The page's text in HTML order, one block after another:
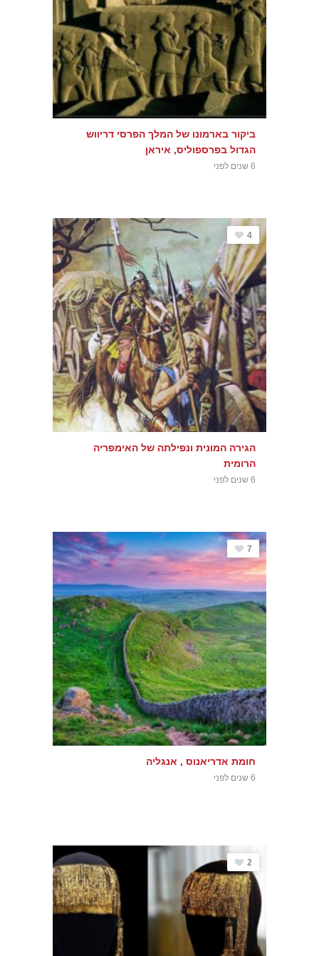
ביקור בארמונו של המלך הפרסי דריווש
הגדול בפרספוליס, איראן
6 שנים לפני
4
הגירה המונית ונפילתה של האימפריה
הרומית
6 שנים לפני
7
חומת אדריאנוס , אנגליה
6 שנים לפני
2